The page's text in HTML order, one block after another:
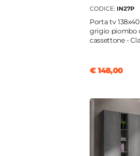
CODICE: IN27P
Porta tv
grigio piombo
cassettone -
€ 148,00